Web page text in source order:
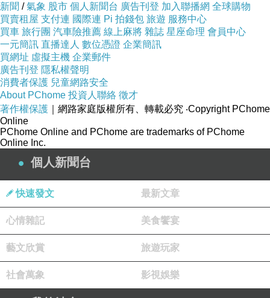
新聞 /氣象 股市 個人新聞台 廣告刊登 加入聯播網 全球購物
買賣租屋 支付連 國際連 Pi 拍錢包 旅遊 服務中心
買車 旅行團 汽車險推薦 線上麻將 雜誌 星座命理 會員中心
一元簡訊 直播達人 數位憑證 企業簡訊
買網址 虛擬主機 企業郵件
廣告刊登 隱私權聲明
消費者保護 兒童網路安全
About PChome 投資人聯絡 徵才
著作權保護 ｜網路家庭版權所有、轉載必究 ‧Copyright PChome
Online
PChome Online and PChome are trademarks of PChome
Online Inc.
個人新聞台
快速發文 最新文章
心情雜記 美食饗宴
藝文欣賞 旅遊玩家
社會萬象 影視娛樂